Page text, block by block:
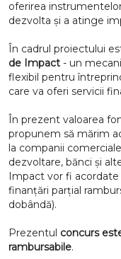
oferirea
dezvolta și a atinge
În cadrul proiectului
de Impact - un
flexibil pentru
care va oferi servicii
În prezent valoarea
propunem să mărim
la companii
dezvoltare, bănci și
Impact vor fi acordate
finanțări parțial
dobândă).
Prezentul concurs
rambursabile.